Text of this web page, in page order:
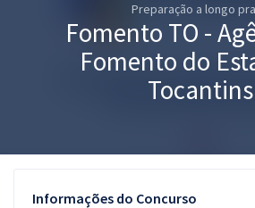
Graduação
Preparação a longo
Fomento TO -
Fomento do
Tocantins
Informações do Concurso